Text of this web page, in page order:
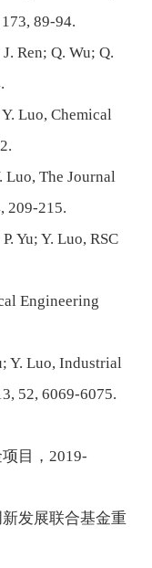
173, 89-94.
Ren; Q. Wu; Q.
Y. Luo,Chemical
Luo,The Journal
, 209-215.
P. Yu; Y. Luo,RSC
Engineering
Y. Luo,Industrial
52, 6069-6075.
目，2019-
发展联合基金重